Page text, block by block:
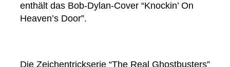
enthält das Bob-Dylan-Cover “Knockin’ On
Heaven’s Door”.
Die Zeichentrickserie “The Real Ghostbusters”